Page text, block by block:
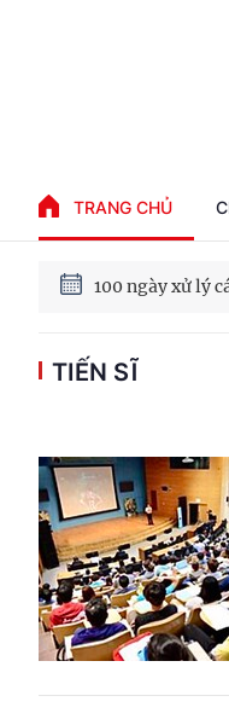
TRANG CHỦ
100 ngày xử lý
Phát triển nhà
TIẾN SĨ